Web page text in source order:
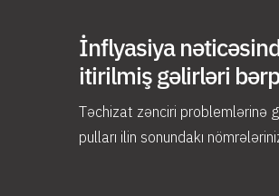
İnflyasiya
itirilmiş gəlirləri
Təchizat zənciri problemlərinə
pulları ilin sonundakı